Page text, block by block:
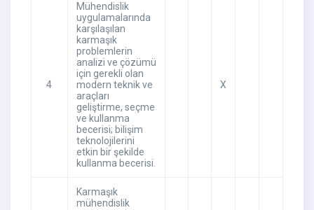
4
Mühendislik
uygulamalarında
karşılaşılan
karmaşık
problemlerin
analizi ve çözümü
için gerekli olan
modern teknik ve
araçları
geliştirme, seçme
ve kullanma
becerisi; bilişim
teknolojilerini
etkin bir şekilde
kullanma becerisi.
X
Karmaşık
mühendislik